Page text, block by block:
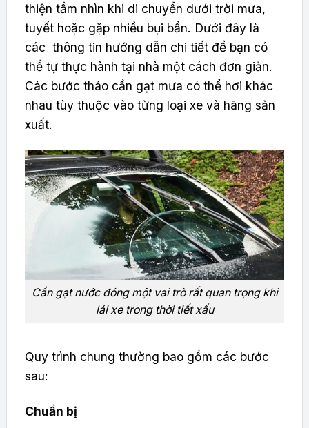
thiện tầm nhìn khi di chuyển dưới trời mưa,
tuyết hoặc gặp nhiều bụi bẩn. Dưới đây là
các thông tin hướng dẫn chi tiết để bạn có
thể tự thực hành tại nhà một cách đơn giản.
Các bước tháo cần gạt mưa có thể hơi khác
nhau tùy thuộc vào từng loại xe và hãng sản
xuất.
Cần gạt nước đóng một vai trò rất quan trọng khi
lái xe trong thời tiết xấu
Quy trình chung thường bao gồm các bước
sau:
Chuẩn bị